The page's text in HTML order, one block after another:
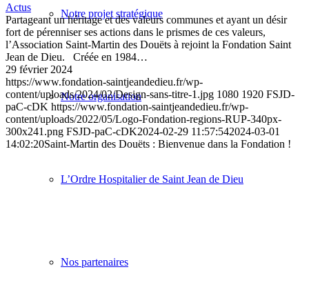
Notre projet stratégique
Notre organisation
L’Ordre Hospitalier de Saint Jean de Dieu
Nos partenaires
Actus
Partageant un héritage et des valeurs communes et ayant un désir
fort de pérenniser ses actions dans le prismes de ces valeurs,
l’Association Saint-Martin des Douëts à rejoint la Fondation Saint
Jean de Dieu. Créée en 1984…
29 février 2024
https://www.fondation-saintjeandedieu.fr/wp-
content/uploads/2024/02/Design-sans-titre-1.jpg 1080 1920 FSJD-
paC-cDK https://www.fondation-saintjeandedieu.fr/wp-
content/uploads/2022/05/Logo-Fondation-regions-RUP-340px-
300x241.png FSJD-paC-cDK2024-02-29 11:57:542024-03-01
14:02:20Saint-Martin des Douëts : Bienvenue dans la Fondation !